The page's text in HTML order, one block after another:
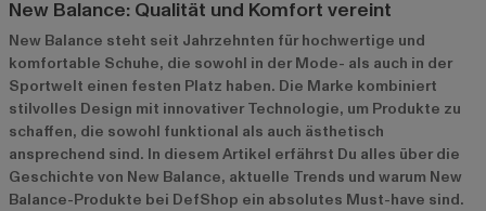
New Balance: Qualität und Komfort vereint
New Balance steht seit Jahrzehnten für hochwertige und
komfortable Schuhe, die sowohl in der Mode- als auch in der
Sportwelt einen festen Platz haben. Die Marke kombiniert
stilvolles Design mit innovativer Technologie, um Produkte zu
schaffen, die sowohl funktional als auch ästhetisch
ansprechend sind. In diesem Artikel erfährst Du alles über die
Geschichte von New Balance, aktuelle Trends und warum New
Balance-Produkte bei DefShop ein absolutes Must-have sind.